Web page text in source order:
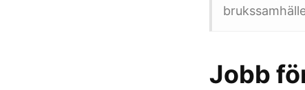
Jobb